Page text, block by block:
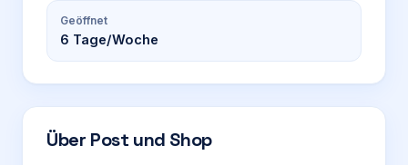
Geöffnet
6 Tage/Woche
Über Post und Shop